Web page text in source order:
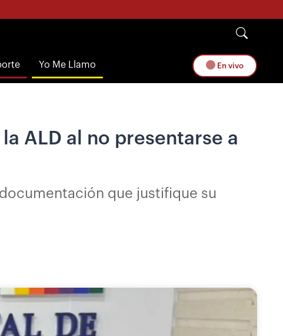
Yo Me Llamo En vivo
ALD al no presentarse a
que justifique su